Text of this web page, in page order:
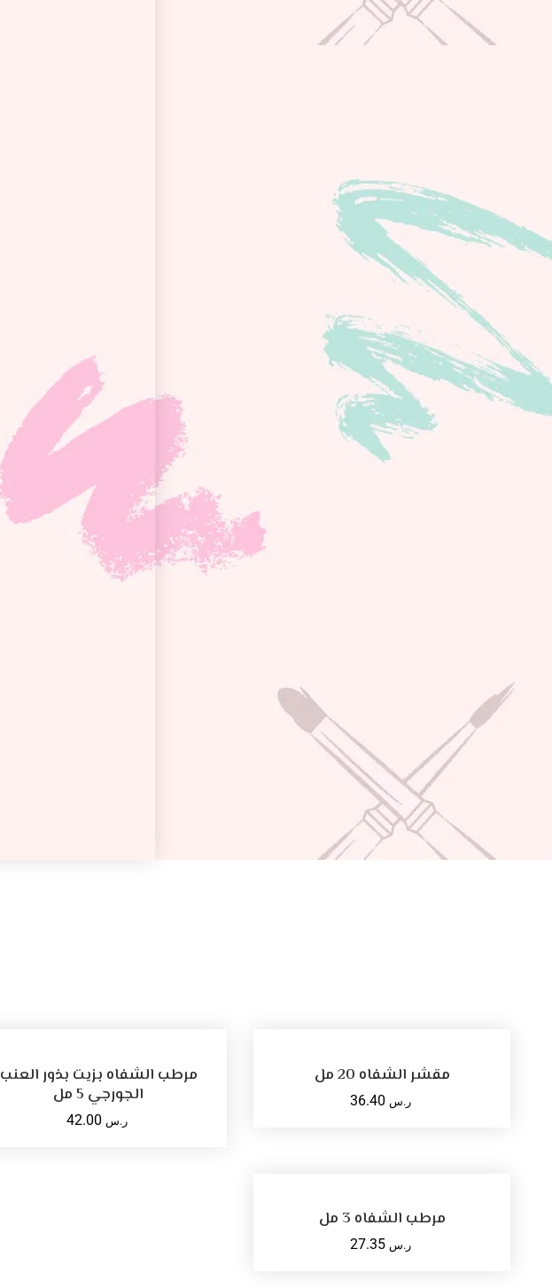
أضف للسلة
مقشر الشفاه 20 مل
ر.س
أضف للسلة
مرطب الشفاه بزيت بذور العنب
الجورجي 5 مل
ر.س
SELECT OPTIONS
مرطب الشفاه 3 مل
ر.س